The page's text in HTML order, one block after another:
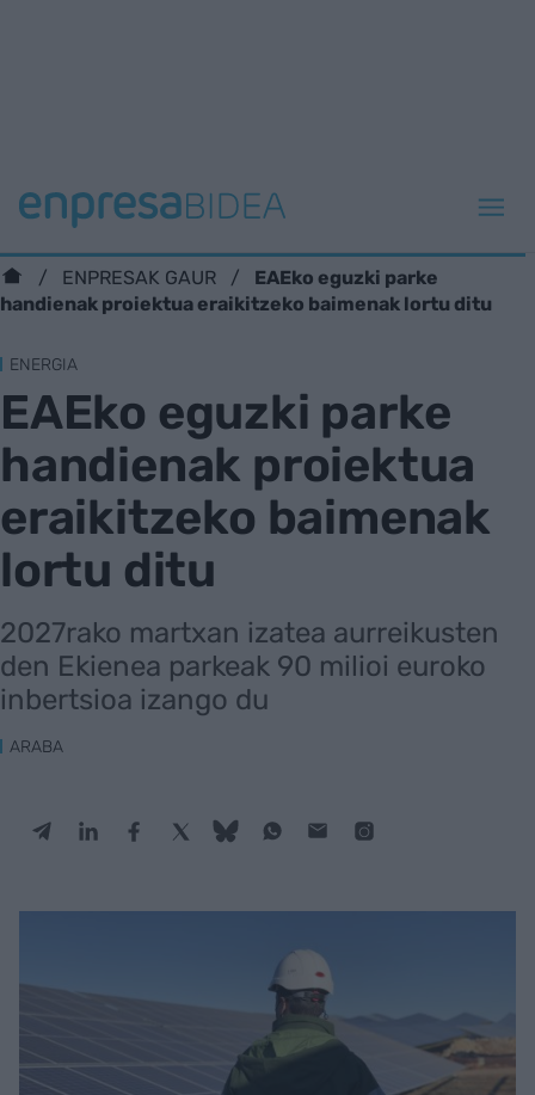
ENPRESAK GAUR
EAEko eguzki parke
handienak proiektua eraikitzeko baimenak lortu ditu
ENERGIA
EAEko eguzki parke
handienak proiektua
eraikitzeko baimenak
lortu ditu
2027rako martxan izatea aurreikusten
den Ekienea parkeak 90 milioi euroko
inbertsioa izango du
ARABA